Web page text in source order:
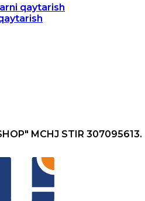
qaytarish
MCHJ STIR 307095613.